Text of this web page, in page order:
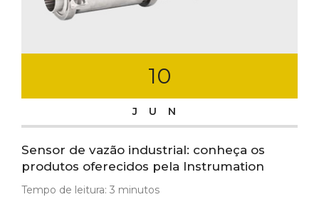
10
JUN
Sensor de vazão industrial: conheça os
produtos oferecidos pela Instrumation
Tempo de leitura: 3 minutos